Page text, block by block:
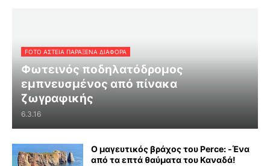
FOTO ΑΣΤΕΙΑ ΠΑΡΑΞΕΝΑ ΔΙΑΦΟΡΑ
Φωτεινός ποδηλατόδρομος
εμπνευσμένος από πίνακα
ζωγραφικής
6.3.16
Ο μαγευτικός βράχος του Perce: -Ένα
από τα επτά θαύματα του Καναδά!